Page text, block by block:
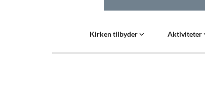
Kirken tilbyder Aktiviteter